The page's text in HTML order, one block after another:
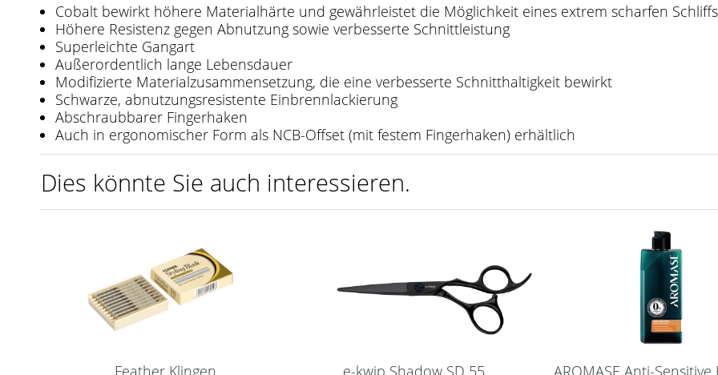
Cobalt bewirkt höhere Materialhärte und gewährleistet die Möglichkeit eines extrem scharfen Schliffs
Höhere Resistenz gegen Abnutzung sowie verbesserte Schnittleistung
Superleichte Gangart
Außerordentlich lange Lebensdauer
Modifizierte Materialzusammensetzung, die eine verbesserte Schnitthaltigkeit bewirkt
Schwarze, abnutzungsresistente Einbrennlackierung
Abschraubbarer Fingerhaken
Auch in ergonomischer Form als NCB-Offset (mit festem Fingerhaken) erhältlich
Dies könnte Sie auch interessieren.
Feather Klingen e-kwip Shadow SD 55 AROMASE Anti-Sensitive